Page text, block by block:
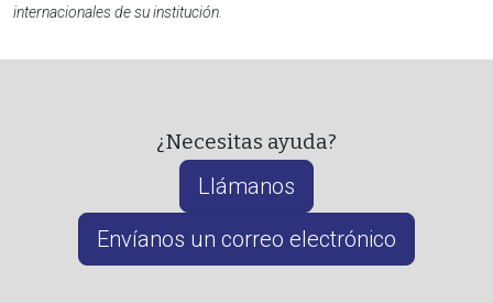
internacionales de su institución.
¿Necesitas ayuda?
Llámanos
Envíanos un correo electrónico